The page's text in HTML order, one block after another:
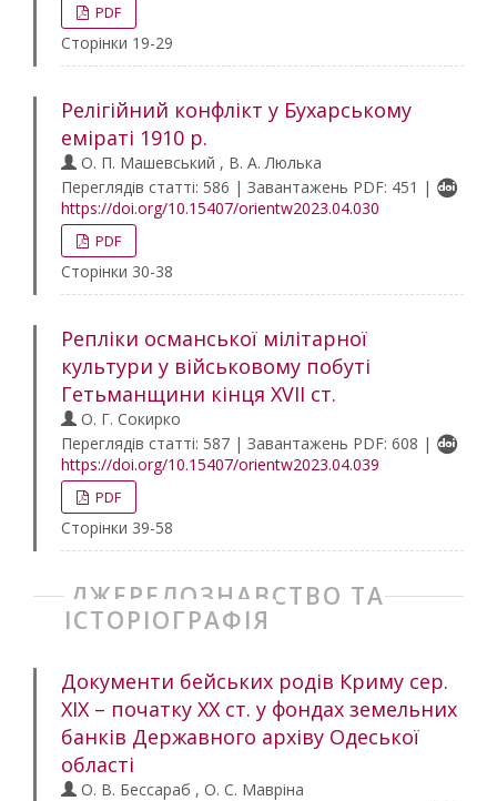
PDF
Сторінки 19-29
Релігійний конфлікт у Бухарському
еміраті 1910 р.
О. П. Машевський , В. А. Люлька
Переглядів статті: 586 | Завантажень PDF: 451 |
https://doi.org/10.15407/orientw2023.04.030
PDF
Сторінки 30-38
Репліки османської мілітарної
культури у військовому побуті
Гетьманщини кінця XVII ст.
О. Г. Сокирко
Переглядів статті: 587 | Завантажень PDF: 608 |
https://doi.org/10.15407/orientw2023.04.039
PDF
Сторінки 39-58
ДЖЕРЕЛОЗНАВСТВО ТА
ІСТОРІОГРАФІЯ
Документи бейських родів Криму сер.
XIX – початку ХХ ст. у фондах земельних
банків Державного архіву Одеської
області
О. В. Бессараб , О. С. Мавріна